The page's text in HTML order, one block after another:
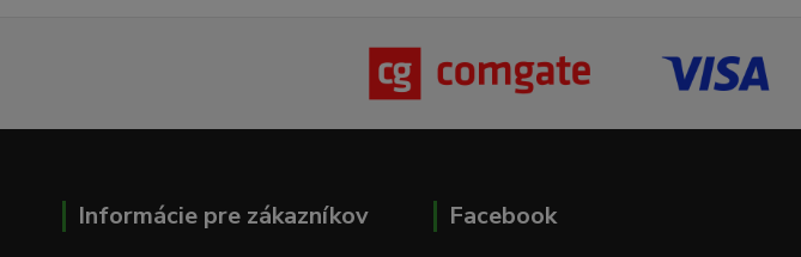
Informácie pre zákazníkov Facebook